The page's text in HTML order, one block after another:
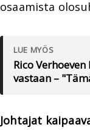
osaamista
LUE MYÖS
Rico
vastaan –
Johtajat